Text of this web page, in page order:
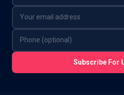
Subscribe For